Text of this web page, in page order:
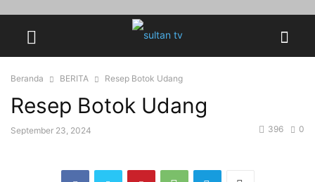
Beranda BERITA Resep Botok Udang
Resep Botok Udang
September 23, 2024 0
396